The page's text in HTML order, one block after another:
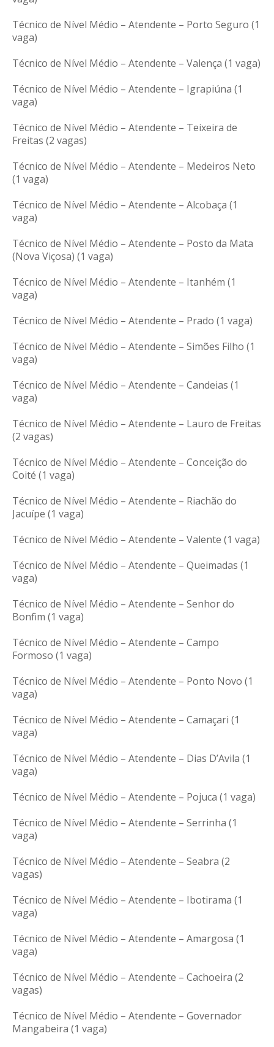
Técnico de Nível Médio – Atendente – Porto Seguro (1
vaga)
Técnico de Nível Médio – Atendente – Valença (1 vaga)
Técnico de Nível Médio – Atendente – Igrapiúna (1
vaga)
Técnico de Nível Médio – Atendente – Teixeira de
Freitas (2 vagas)
Técnico de Nível Médio – Atendente – Medeiros Neto
(1 vaga)
Técnico de Nível Médio – Atendente – Alcobaça (1
vaga)
Técnico de Nível Médio – Atendente – Posto da Mata
(Nova Viçosa) (1 vaga)
Técnico de Nível Médio – Atendente – Itanhém (1
vaga)
Técnico de Nível Médio – Atendente – Prado (1 vaga)
Técnico de Nível Médio – Atendente – Simões Filho (1
vaga)
Técnico de Nível Médio – Atendente – Candeias (1
vaga)
Técnico de Nível Médio – Atendente – Lauro de Freitas
(2 vagas)
Técnico de Nível Médio – Atendente – Conceição do
Coité (1 vaga)
Técnico de Nível Médio – Atendente – Riachão do
Jacuípe (1 vaga)
Técnico de Nível Médio – Atendente – Valente (1 vaga)
Técnico de Nível Médio – Atendente – Queimadas (1
vaga)
Técnico de Nível Médio – Atendente – Senhor do
Bonfim (1 vaga)
Técnico de Nível Médio – Atendente – Campo
Formoso (1 vaga)
Técnico de Nível Médio – Atendente – Ponto Novo (1
vaga)
Técnico de Nível Médio – Atendente – Camaçari (1
vaga)
Técnico de Nível Médio – Atendente – Dias D’Avila (1
vaga)
Técnico de Nível Médio – Atendente – Pojuca (1 vaga)
Técnico de Nível Médio – Atendente – Serrinha (1
vaga)
Técnico de Nível Médio – Atendente – Seabra (2
vagas)
Técnico de Nível Médio – Atendente – Ibotirama (1
vaga)
Técnico de Nível Médio – Atendente – Amargosa (1
vaga)
Técnico de Nível Médio – Atendente – Cachoeira (2
vagas)
Técnico de Nível Médio – Atendente – Governador
Mangabeira (1 vaga)